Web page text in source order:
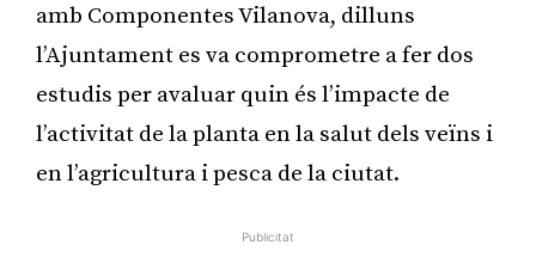
amb Componentes Vilanova, dilluns
l’Ajuntament es va comprometre a fer dos
estudis per avaluar quin és l’impacte de
l’activitat de la planta en la salut dels veïns i
en l’agricultura i pesca de la ciutat.
Publicitat